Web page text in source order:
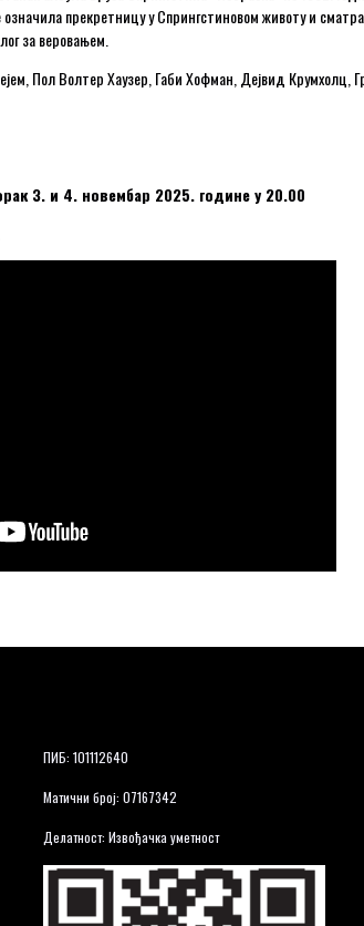
означила прекретницу у Спрингстиновом животу и
за веровањем.
Пол Волтер Хаузер, Габи Хофман, Дејвид Крумхолц,
3. и 4. новембар 2025. године у 20.00
ПИБ: 101112640
Матични број: 07167342
Делатност: Извођачка уметност